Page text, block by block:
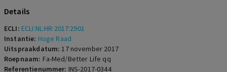
faillietverklaring nog niet waren
ontstaan. De Hoge Raad oordeelt,
anders dan het hof deed,
grotendeels ten gunste van Famed,
Details
ECLI: ECLI:NL:HR:2017:2901
Instantie: Hoge Raad
Uitspraakdatum:17 november 2017
Roepnaam: Fa-Med/Better Life qq
Referentienummer: INS-2017-0344